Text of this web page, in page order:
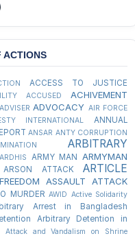
ড্রয়িংরমে বসে চানা-মুড়ি
ডাকা অবরোধের সমর্থনে বাস চলাচল
মালিকরা আন্তঃজেলা বাস চলাচল বন্ধ
কিনা নুন আনতে পান্তা ফুরায়।
ACTIONS
ACCESS TO JUSTICE
ACCUSED ACHIVEMENT
ADVISER ADVOCACY AIR FORCE
INTERNATIONAL
ANNUAL
ANSAR ANTY CORRUPTION
ARBITRARY
ARDHIS ARMY MAN ARMYMAN
ARSON ATTACK ARTICLE
ASSAULT ATTACK
MURDER AWID Active Solidarity
Arrest in Bangladesh
Arbitrary Detention in
Attack and Vandalism on Shrine